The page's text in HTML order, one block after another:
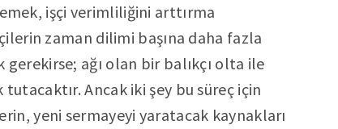
işçi verimliliğini arttırma
zaman dilimi başına daha fazla
ağı olan bir balıkçı olta ile
Ancak iki şey bu süreç için
yeni sermayeyi yaratacak kaynakları